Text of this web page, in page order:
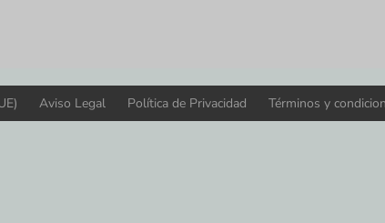
Aviso Legal Política de Privacidad Términos y